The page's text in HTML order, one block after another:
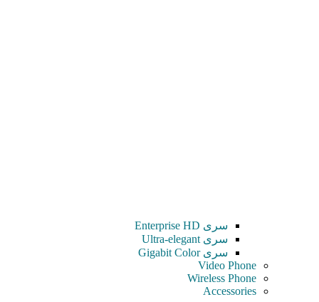
سری Enterprise HD
سری Ultra-elegant
سری Gigabit Color
Video Phone
Wireless Phone
Accessories